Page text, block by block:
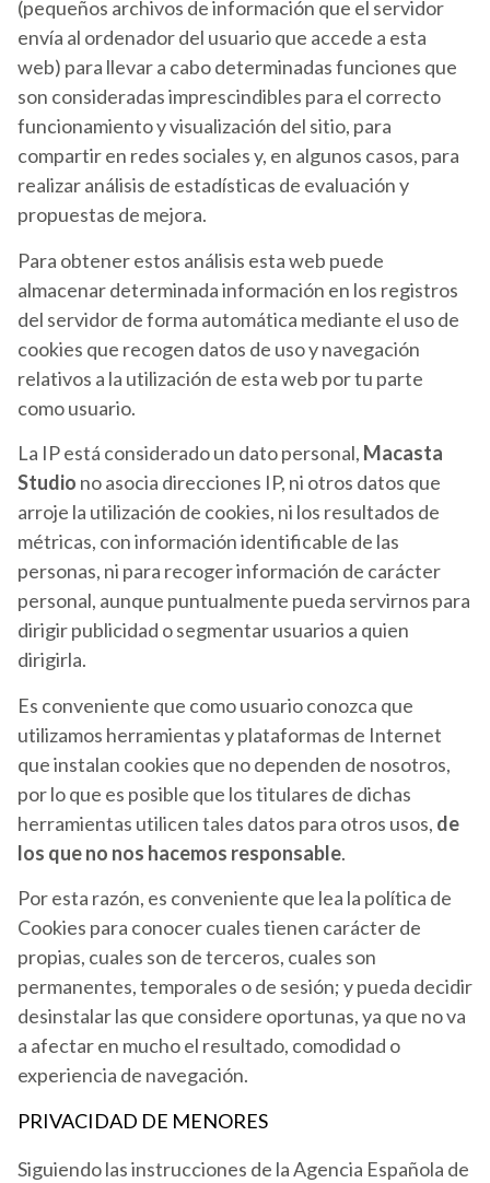
(pequeños archivos de información que el servidor
envía al ordenador del usuario que accede a esta
web) para llevar a cabo determinadas funciones que
son consideradas imprescindibles para el correcto
funcionamiento y visualización del sitio, para
compartir en redes sociales y, en algunos casos, para
realizar análisis de estadísticas de evaluación y
propuestas de mejora.
Para obtener estos análisis esta web puede
almacenar determinada información en los registros
del servidor de forma automática mediante el uso de
cookies que recogen datos de uso y navegación
relativos a la utilización de esta web por tu parte
como usuario.
La IP está considerado un dato personal, Macasta
Studio no asocia direcciones IP, ni otros datos que
arroje la utilización de cookies, ni los resultados de
métricas, con información identificable de las
personas, ni para recoger información de carácter
personal, aunque puntualmente pueda servirnos para
dirigir publicidad o segmentar usuarios a quien
dirigirla.
Es conveniente que como usuario conozca que
utilizamos herramientas y plataformas de Internet
que instalan cookies que no dependen de nosotros,
por lo que es posible que los titulares de dichas
herramientas utilicen tales datos para otros usos, de
los que no nos hacemos responsable.
Por esta razón, es conveniente que lea la política de
Cookies para conocer cuales tienen carácter de
propias, cuales son de terceros, cuales son
permanentes, temporales o de sesión; y pueda decidir
desinstalar las que considere oportunas, ya que no va
a afectar en mucho el resultado, comodidad o
experiencia de navegación.
PRIVACIDAD DE MENORES
Siguiendo las instrucciones de la Agencia Española de